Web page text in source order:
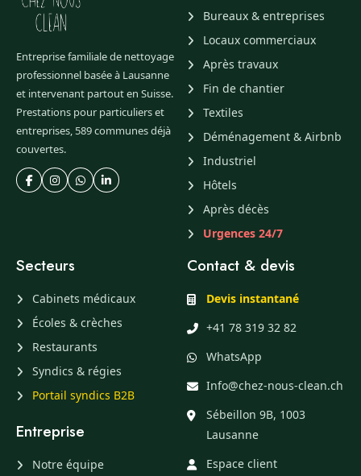
Entreprise familiale de nettoyage
professionnel basée à Lausanne
et intervenant partout en Suisse.
Prestations pour particuliers et
entreprises, 589 communes déjà
couvertes.
Bureaux & entreprises
Locaux commerciaux
Après travaux
Fin de chantier
Textiles
Déménagement & Airbnb
Industriel
Hôtels
Après décès
Urgences 24/7
Secteurs
Cabinets médicaux
Écoles & crèches
Restaurants
Syndics & régies
Portail syndics B2B
Entreprise
Notre équipe
Contact & devis
Devis instantané
+41 78 319 32 82
WhatsApp
Info@chez-nous-clean.ch
Sébeillon 9B, 1003
Lausanne
Espace client